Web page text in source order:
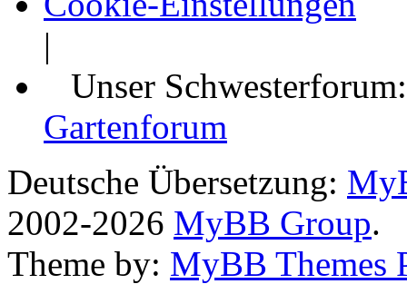
|
Unser
Gartenforum
Deutsche Übersetzung:
2002-2026 MyBB Group.
Theme by: MyBB Themes